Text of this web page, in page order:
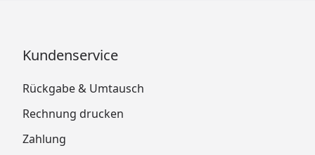
Kundenservice
Rückgabe & Umtausch
Rechnung drucken
Zahlung